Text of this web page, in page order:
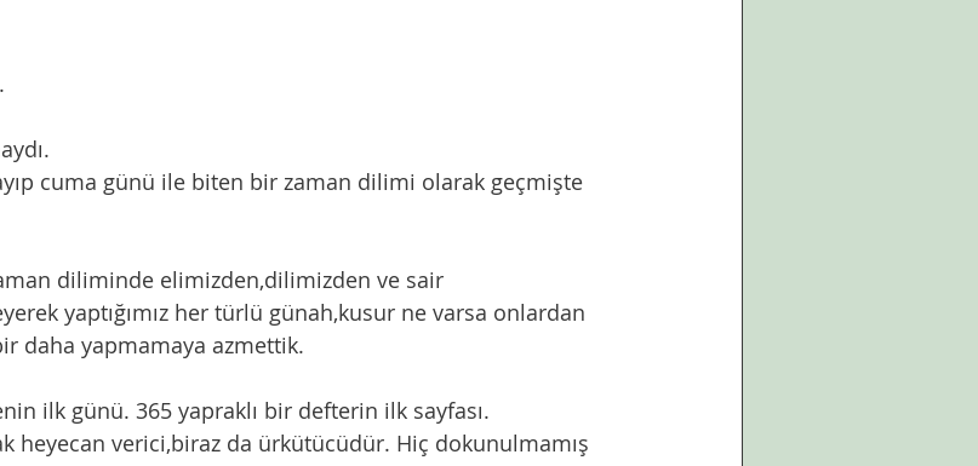
yaptığımız her türlü günah,kusur ne varsa onlardan
daha yapmamaya azmettik.
ilk günü. 365 yapraklı bir defterin ilk sayfası.